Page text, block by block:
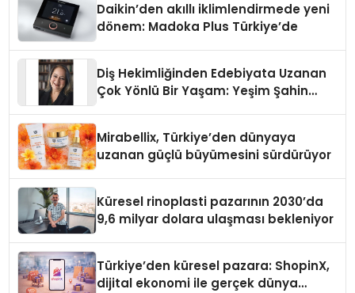
Daikin’den akıllı iklimlendirmede yeni
dönem: Madoka Plus Türkiye’de
Diş Hekimliğinden Edebiyata Uzanan
Çok Yönlü Bir Yaşam: Yeşim Şahin
Mirabellix, Türkiye’den dünyaya
uzanan güçlü büyümesini sürdürüyor
Küresel rinoplasti pazarının 2030’da
9,6 milyar dolara ulaşması bekleniyor
Türkiye’den küresel pazara: ShopinX,
dijital ekonomi ile gerçek dünya